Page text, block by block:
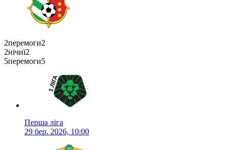
2перемоги2
2нічиї2
5перемоги5
Перша ліга
29 бер. 2026, 10:00